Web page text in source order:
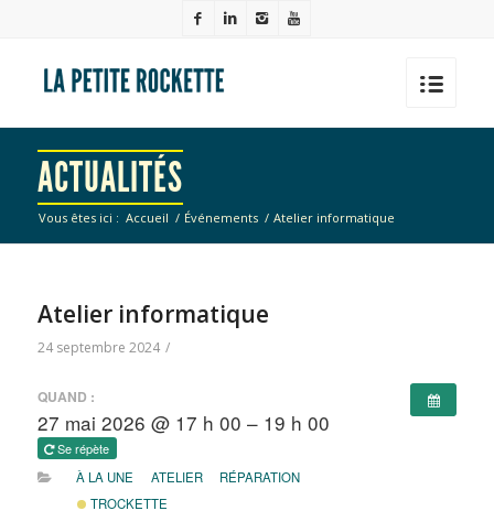
ACTUALITÉS
Vous êtes ici : Accueil / Événements / Atelier informatique
Atelier informatique
24 septembre 2024 /
QUAND :
27 mai 2026 @ 17 h 00 – 19 h 00
Se répète
À LA UNE
ATELIER
RÉPARATION
TROCKETTE